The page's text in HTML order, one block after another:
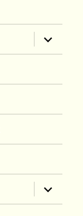
öffnen
öffnen